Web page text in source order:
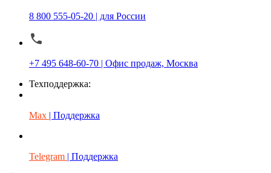
8 800 555-05-20 | для России
+7 495 648-60-70 | Офис продаж, Москва
Техподдержка:
Max | Поддержка
Telegram | Поддержка